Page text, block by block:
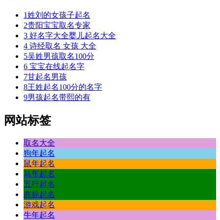
1姓刘的女孩子起名
2贵阳宝宝取名专家
3 好名字大全婴儿起名大全
4 诗经取名 女孩 大全
5吴姓男孩取名100分
6 宝宝在线起名字
7甘起名男孩
8王姓起名100分的名字
9男孩起名带熙的有
网站标签
取名大全
狗年起名
鼠年起名
马年起名
五行起名
商标起名
游戏起名
牛年起名